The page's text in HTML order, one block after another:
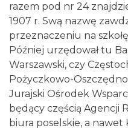
razem pod nr 24
1907 r. Swą nazwę
przeznaczeniu na
Później urzędował tu
Warszawski, czy
Pożyczkowo-
Jurajski Ośrodek
będący częścią Agencji
biura poselskie, a